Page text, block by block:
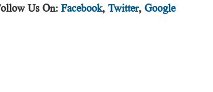
Us On: Facebook, Twitter, Google